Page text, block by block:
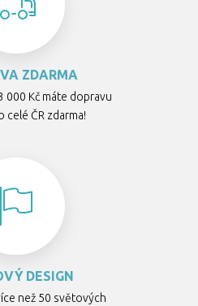
ZDARMA
000 Kč máte dopravu
celé ČR zdarma!
DESIGN
než 50 světových